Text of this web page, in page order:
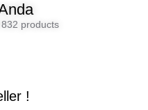
832 products
!